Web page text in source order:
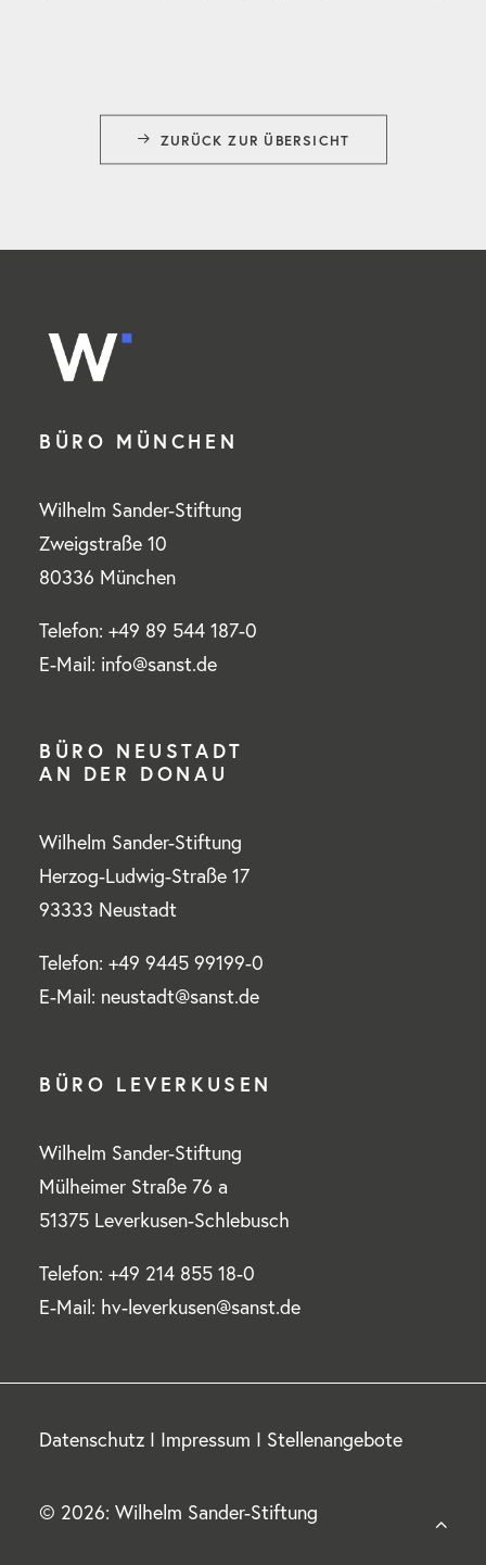
ZURÜCK ZUR ÜBERSICHT
BÜRO MÜNCHEN
Wilhelm Sander-Stiftung
Zweigstraße 10
80336 München
Telefon: +49 89 544 187-0
E-Mail: info@sanst.de
BÜRO NEUSTADT
AN DER DONAU
Wilhelm Sander-Stiftung
Herzog-Ludwig-Straße 17
93333 Neustadt
Telefon: +49 9445 99199-0
E-Mail: neustadt@sanst.de
BÜRO LEVERKUSEN
Wilhelm Sander-Stiftung
Mülheimer Straße 76 a
51375 Leverkusen-Schlebusch
Telefon: +49 214 855 18-0
E-Mail: hv-leverkusen@sanst.de
Datenschutz I Impressum I Stellenangebote
© 2026: Wilhelm Sander-Stiftung